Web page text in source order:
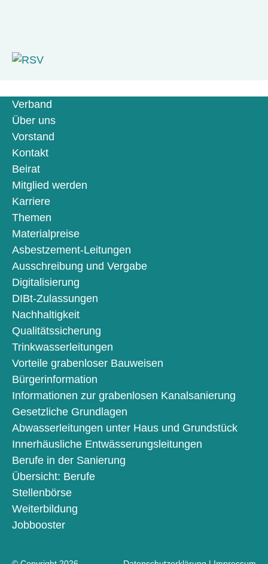
Verband
Über uns
Vorstand
Kontakt
Beirat
Mitglied werden
Karriere
Themen
Materialpreise
Asbestzement-Leitungen
Ausschreibung und Vergabe
Digitalisierung
DIBt-Zulassungen
Nachhaltigkeit
Qualitätssicherung
Trinkwasserleitungen
Vorteile grabenloser Bauweisen
Bürgerinformation
Informationen zur grabenlosen Kanalsanierung
Gesetzliche Grundlagen
Abwasserleitungen unter Haus und Grundstück
Innerhäusliche Entwässerungsleitungen
Berufe in der Sanierung
Übersicht: Berufe
Stellenbörse
Weiterbildung
Jobbooster